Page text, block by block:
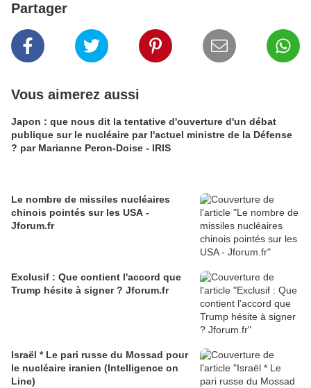
Partager
Vous aimerez aussi
Japon : que nous dit la tentative d'ouverture d'un débat
publique sur le nucléaire par l'actuel ministre de la Défense
? par Marianne Peron-Doise - IRIS
Le nombre de missiles nucléaires
chinois pointés sur les USA -
Jforum.fr
Exclusif : Que contient l'accord que
Trump hésite à signer ? Jforum.fr
Israël * Le pari russe du Mossad pour
le nucléaire iranien (Intelligence on
Line)